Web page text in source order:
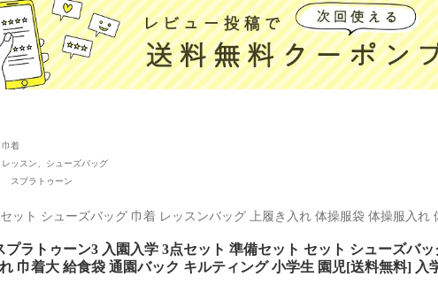
巾着
レッスン、シューズバッグ
スプラトゥーン
ット シューズバッグ 巾着 レッスンバッグ 上履き入れ 体操服袋 体操服入
プラトゥーン3 入園入学 3点セット 準備セット セット シューズバ
巾着大 給食袋 通園バック キルティング 小学生 園児[送料無料] 入